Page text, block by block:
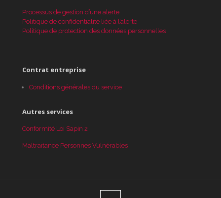
Processus de gestion d’une alerte
Politique de confidentialité liée à l’alerte
Politique de protection des données personnelles
Contrat entreprise
Conditions générales du service
Autres services
Conformité Loi Sapin 2
Maltraitance Personnes Vulnérables